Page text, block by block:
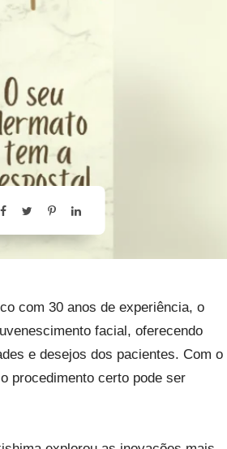
com 30 anos de experiência, o
facial, oferecendo
e desejos dos pacientes. Com o
procedimento certo pode ser